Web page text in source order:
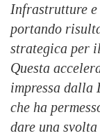
Infrastrutture
portando
strategica per
Questa
impressa dalla
che ha
dare una